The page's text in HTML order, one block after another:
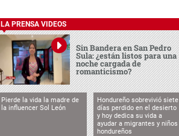
LA PRENSA VIDEOS
Sin Bandera en San Pedro
Sula: ¿están listos para una
noche cargada de
romanticismo?
Pierde la vida la madre de
la influencer Sol León
Hondureño sobrevivió siete
días perdido en el desierto
y hoy dedica su vida a
ayudar a migrantes y niños
hondureños